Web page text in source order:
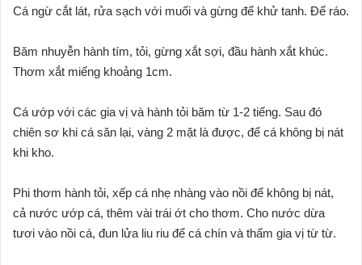
Cá ngừ cắt lát, rửa sạch với muối và gừng để khử tanh. Để ráo.
Băm nhuyễn hành tím, tỏi, gừng xắt sợi, đầu hành xắt khúc.
Thơm xắt miếng khoảng 1cm.
Cá ướp với các gia vị và hành tỏi băm từ 1-2 tiếng. Sau đó
chiên sơ khi cá săn lại, vàng 2 mặt là được, để cá không bị nát
khi kho.
Phi thơm hành tỏi, xếp cá nhẹ nhàng vào nồi để không bị nát,
cả nước ướp cá, thêm vài trái ớt cho thơm. Cho nước dừa
tươi vào nồi cá, đun lửa liu riu để cá chín và thấm gia vị từ từ.